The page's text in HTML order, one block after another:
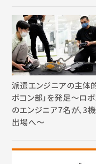
派遣エンジニアの主体
ボコン部」を発足～ロ
のエンジニア7名が、3
出場へ～